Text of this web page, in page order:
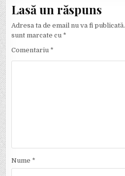
Lasă un răspuns
Adresa ta de email nu va fi publicată.
sunt marcate cu *
Comentariu *
Nume *